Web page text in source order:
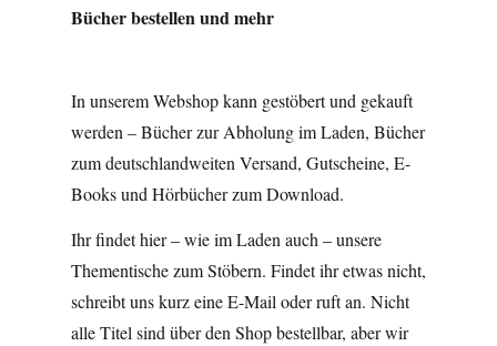
Bücher bestellen und mehr
In unserem Webshop kann gestöbert und gekauft
werden – Bücher zur Abholung im Laden, Bücher
zum deutschlandweiten Versand, Gutscheine, E-
Books und Hörbücher zum Download.
Ihr findet hier – wie im Laden auch – unsere
Thementische zum Stöbern. Findet ihr etwas nicht,
schreibt uns kurz eine E-Mail oder ruft an. Nicht
alle Titel sind über den Shop bestellbar, aber wir